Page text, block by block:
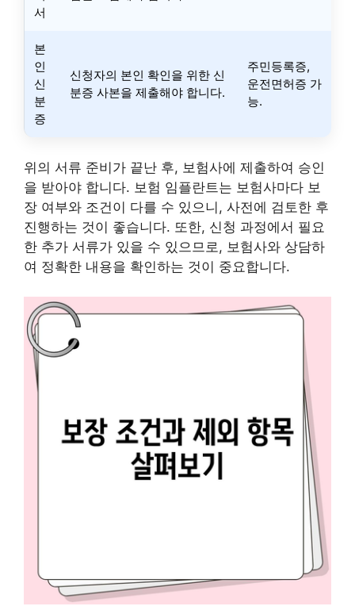
서
본
인
신
분
증
신청자의 본인 확인을 위한 신
분증 사본을 제출해야 합니다.
주민등록증,
운전면허증 가
능.
위의 서류 준비가 끝난 후, 보험사에 제출하여 승인
을 받아야 합니다. 보험 임플란트는 보험사마다 보
장 여부와 조건이 다를 수 있으니, 사전에 검토한 후
진행하는 것이 좋습니다. 또한, 신청 과정에서 필요
한 추가 서류가 있을 수 있으므로, 보험사와 상담하
여 정확한 내용을 확인하는 것이 중요합니다.